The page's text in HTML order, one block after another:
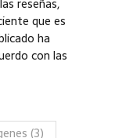
reseñas,
que es
ha
con las
(3)